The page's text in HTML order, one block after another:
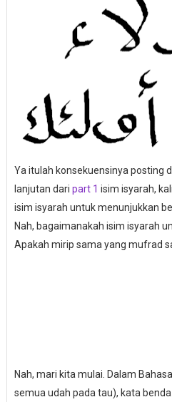
Ya itulah konsekuensinya posting
lanjutan dari part 1 isim isyarah,
isim isyarah untuk menunjukkan
Nah, bagaimanakah isim isyarah
Apakah mirip sama yang mufrad
Nah, mari kita mulai. Dalam
semua udah pada tau), kata